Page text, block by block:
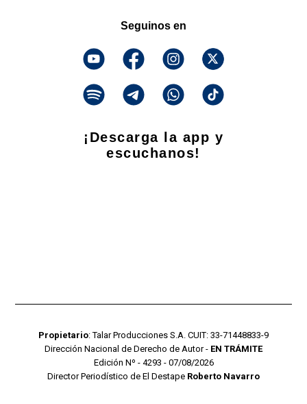
Seguinos en
¡Descarga la app y
escuchanos!
Propietario: Talar Producciones S.A. CUIT: 33-71448833-9
Dirección Nacional de Derecho de Autor - EN TRÁMITE
Edición Nº - 4293 - 07/08/2026
Director Periodístico de El Destape Roberto Navarro